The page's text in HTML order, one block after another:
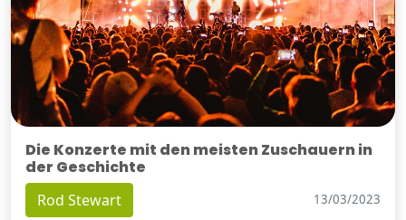
Die Konzerte mit den meisten Zuschauern in
der Geschichte
Rod Stewart 13/03/2023